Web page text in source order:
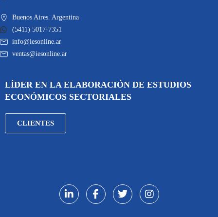
Buenos Aires. Argentina
(5411) 5017-7351
info@iesonline.ar
ventas@iesonline.ar
LÍDER EN LA ELABORACIÓN DE ESTUDIOS
ECONÓMICOS SECTORIALES
CLIENTES